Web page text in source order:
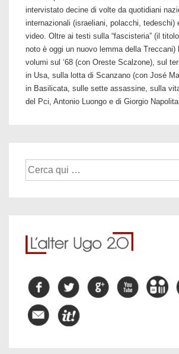
intervistato decine di volte da quotidiani
internazionali (israeliani, polacchi, tedeschi)
video. Oltre ai testi sulla “fascisteria” (il
noto è oggi un nuovo lemma della Treccani)
volumi sul ‘68 (con Oreste Scalzone), sul
in Usa, sulla lotta di Scanzano (con José
in Basilicata, sulle sette assassine, sulla
del Pci, Antonio Luongo e di Giorgio
Cerca: